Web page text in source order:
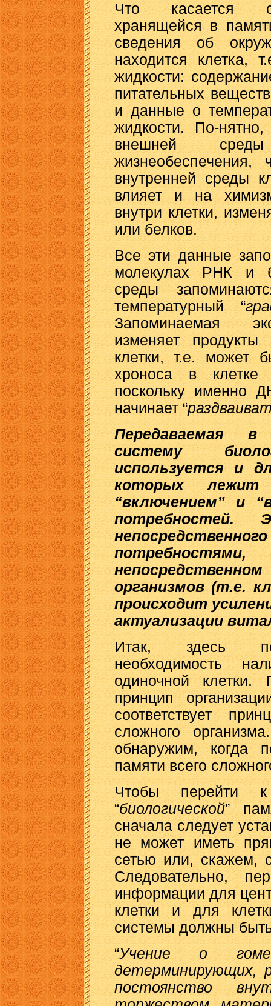
Что касается
хранящейся в
сведения об
находится клетка,
жидкости:
питательных
и данные о
жидкости. По-
внешней
внутренней среды
влияет и на
внутри клетки,
или белков.
Все эти данные
молекулах РНК и
среды
температурный “
Запоминаемая
изменяет продукты
клетки, т.е. может
хроноса в
поскольку именно
начинает “
Передаваемая
систему
используется и
которых лежит
“включением” и
потребностей.
организмов (т.е.
происходит
актуализации
Итак, здесь
необходимость
одиночной
принцип
соответствует
сложного
обнаружим, когда
памяти всего
Чтобы перейти к
“биологической”
сначала следует
не может иметь
сетью или, скажем,
Следовательно,
информации для
клетки и для
системы должны
“Учение о
детерминирующих,
постоянство